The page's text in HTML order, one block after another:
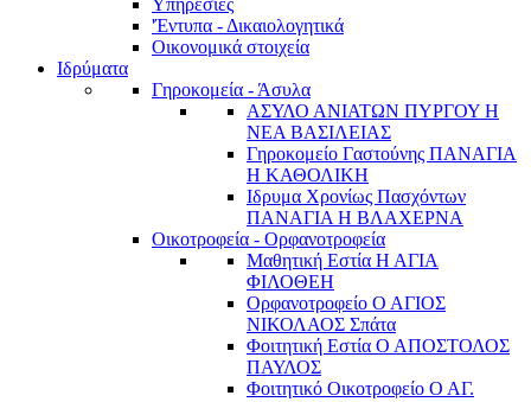
'Έντυπα - Δικαιολογητικά
Οικονομικά στοιχεία
Ιδρύματα
Γηροκομεία - Άσυλα
ΑΣΥΛΟ ΑΝΙΑΤΩΝ ΠΥΡΓΟΥ Η
ΝΕΑ ΒΑΣΙΛΕΙΑΣ
Γηροκομείο Γαστούνης ΠΑΝΑΓΙΑ
Η ΚΑΘΟΛΙΚΗ
Ιδρυμα Χρονίως Πασχόντων
ΠΑΝΑΓΙΑ Η ΒΛΑΧΕΡΝΑ
Οικοτροφεία - Ορφανοτροφεία
Μαθητική Εστία Η ΑΓΙΑ
ΦΙΛΟΘΕΗ
Ορφανοτροφείο Ο ΑΓΙΟΣ
ΝΙΚΟΛΑΟΣ Σπάτα
Φοιτητική Εστία Ο ΑΠΟΣΤΟΛΟΣ
ΠΑΥΛΟΣ
Φοιτητικό Οικοτροφείο Ο ΑΓ.